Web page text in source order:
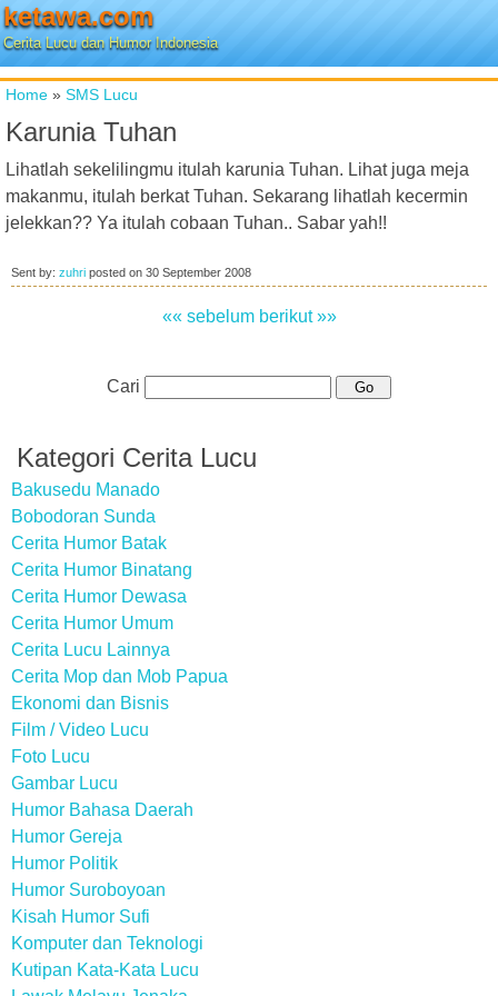
ketawa.com
Cerita Lucu dan Humor Indonesia
Home » SMS Lucu
Karunia Tuhan
Lihatlah sekelilingmu itulah karunia Tuhan. Lihat juga meja
makanmu, itulah berkat Tuhan. Sekarang lihatlah kecermin
jelekkan?? Ya itulah cobaan Tuhan.. Sabar yah!!
Sent by: zuhri posted on 30 September 2008
«« sebelum berikut »»
Cari
Kategori Cerita Lucu
Bakusedu Manado
Bobodoran Sunda
Cerita Humor Batak
Cerita Humor Binatang
Cerita Humor Dewasa
Cerita Humor Umum
Cerita Lucu Lainnya
Cerita Mop dan Mob Papua
Ekonomi dan Bisnis
Film / Video Lucu
Foto Lucu
Gambar Lucu
Humor Bahasa Daerah
Humor Gereja
Humor Politik
Humor Suroboyoan
Kisah Humor Sufi
Komputer dan Teknologi
Kutipan Kata-Kata Lucu